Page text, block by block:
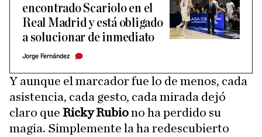
encontrado Scariolo en el
Real Madrid y está obligado
a solucionar de inmediato
Jorge Fernández
Y aunque el marcador fue lo de menos, cada
asistencia, cada gesto, cada mirada dejó
claro que Ricky Rubiono ha perdido su
magia. Simplemente la ha redescubierto